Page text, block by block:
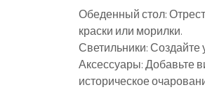
Обеденный стол:
краски или морилки.
Светильники:
Аксессуары: Добавьте
историческое